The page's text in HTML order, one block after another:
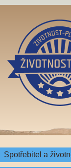
Spotřebitel a